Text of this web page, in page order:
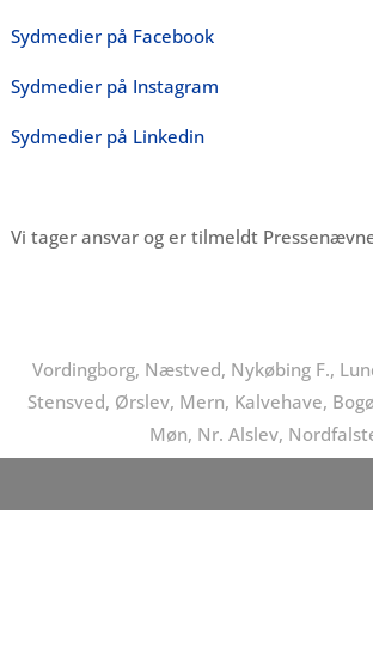
Sydmedier på Facebook
Sydmedier på Instagram
Sydmedier på Linkedin
Vi tager ansvar og er tilmeldt
Vordingborg, Næstved, Nykøbing F.,
Stensved, Ørslev, Mern, Kalvehave,
Møn, Nr. Alslev,